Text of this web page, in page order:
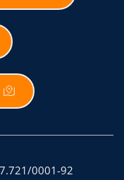
0001-92